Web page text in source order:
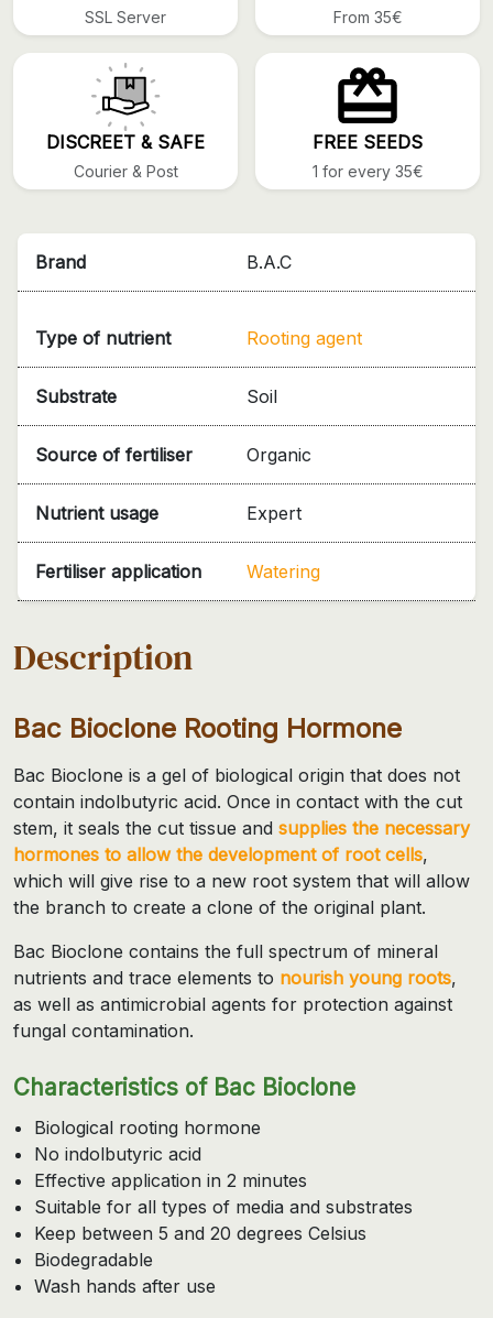
SSL Server From 35€
DISCREET & SAFE
Courier & Post
FREE SEEDS
1 for every 35€
Brand B.A.C
Type of nutrient Rooting agent
Substrate Soil
Source of fertiliser Organic
Nutrient usage Expert
Fertiliser application Watering
Description
Bac Bioclone Rooting Hormone
Bac Bioclone is a gel of biological origin that does not
contain indolbutyric acid. Once in contact with the cut
stem, it seals the cut tissue and supplies the necessary
hormones to allow the development of root cells,
which will give rise to a new root system that will allow
the branch to create a clone of the original plant.
Bac Bioclone contains the full spectrum of mineral
nutrients and trace elements to nourish young roots,
as well as antimicrobial agents for protection against
fungal contamination.
Characteristics of Bac Bioclone
Biological rooting hormone
No indolbutyric acid
Effective application in 2 minutes
Suitable for all types of media and substrates
Keep between 5 and 20 degrees Celsius
Biodegradable
Wash hands after use